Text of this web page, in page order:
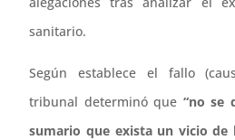
sanitario.
Según establece el fallo
tribunal determinó que “no se
sumario que exista un vicio de